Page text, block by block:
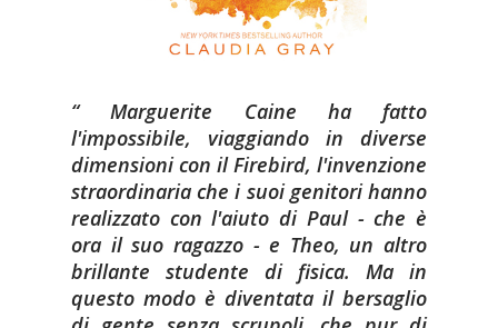
Marguerite Caine ha fatto
l'impossibile, viaggiando in diverse
dimensioni con il Firebird, l'invenzione
straordinaria che i suoi genitori hanno
realizzato con l'aiuto di Paul - che è
ora il suo ragazzo - e Theo, un altro
brillante studente di fisica. Ma in
questo modo è diventata il bersaglio